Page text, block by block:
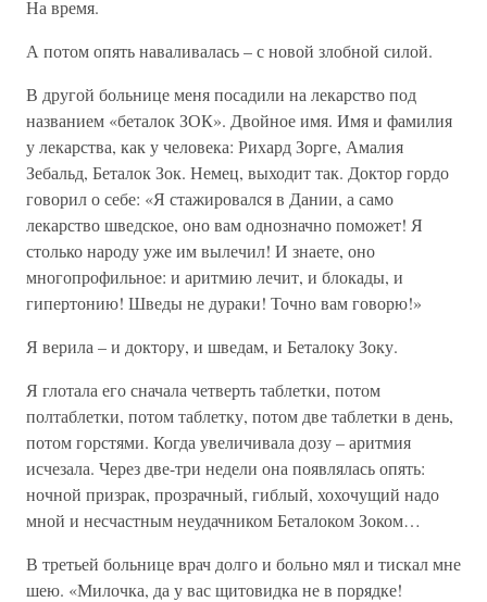
На время.
А потом опять наваливалась – с новой злобной силой.
В другой больнице меня посадили на лекарство под
названием «беталок ЗОК». Двойное имя. Имя и фамилия
у лекарства, как у человека: Рихард Зорге, Амалия
Зебальд, Беталок Зок. Немец, выходит так. Доктор гордо
говорил о себе: «Я стажировался в Дании, а само
лекарство шведское, оно вам однозначно поможет! Я
столько народу уже им вылечил! И знаете, оно
многопрофильное: и аритмию лечит, и блокады, и
гипертонию! Шведы не дураки! Точно вам говорю!»
Я верила – и доктору, и шведам, и Беталоку Зоку.
Я глотала его сначала четверть таблетки, потом
полтаблетки, потом таблетку, потом две таблетки в день,
потом горстями. Когда увеличивала дозу – аритмия
исчезала. Через две-три недели она появлялась опять:
ночной призрак, прозрачный, гиблый, хохочущий надо
мной и несчастным неудачником Беталоком Зоком…
В третьей больнице врач долго и больно мял и тискал мне
шею. «Милочка, да у вас щитовидка не в порядке!